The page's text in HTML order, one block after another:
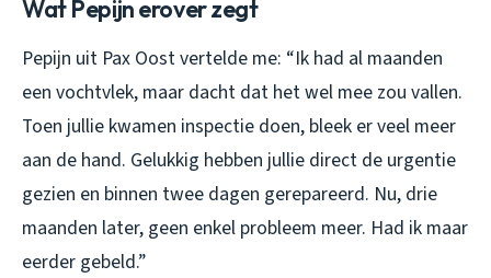
Wat Pepijn erover zegt
Pepijn uit Pax Oost vertelde me: “Ik had al maanden
een vochtvlek, maar dacht dat het wel mee zou vallen.
Toen jullie kwamen inspectie doen, bleek er veel meer
aan de hand. Gelukkig hebben jullie direct de urgentie
gezien en binnen twee dagen gerepareerd. Nu, drie
maanden later, geen enkel probleem meer. Had ik maar
eerder gebeld.”